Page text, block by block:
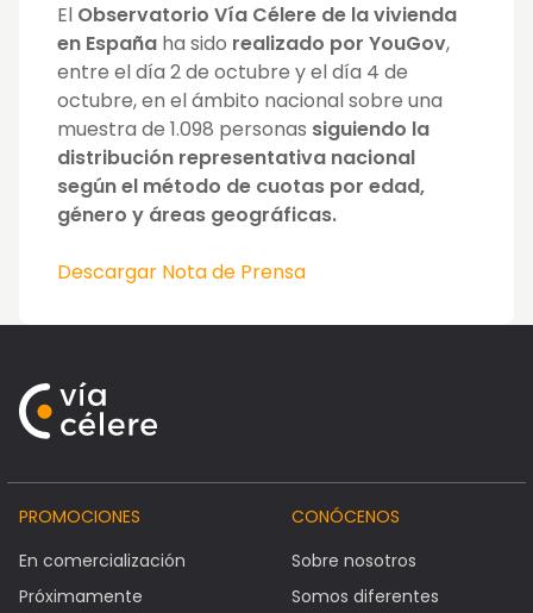
El Observatorio Vía Célere de la vivienda
en España ha sido realizado por YouGov,
entre el día 2 de octubre y el día 4 de
octubre, en el ámbito nacional sobre una
muestra de 1.098 personas siguiendo la
distribución representativa nacional
según el método de cuotas por edad,
género y áreas geográficas.
Descargar Nota de Prensa
PROMOCIONES
En comercialización
Próximamente
CONÓCENOS
Sobre nosotros
Somos diferentes